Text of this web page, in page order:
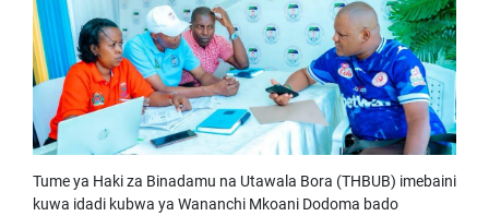
Tume ya Haki za Binadamu na Utawala Bora (THBUB) imebaini
kuwa idadi kubwa ya Wananchi Mkoani Dodoma bado